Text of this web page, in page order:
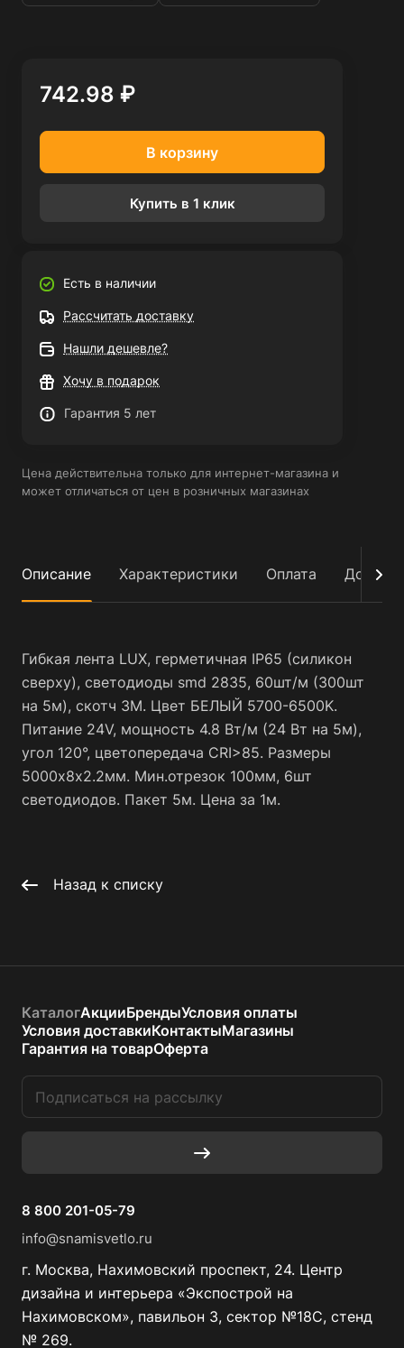
742.98 ₽
В корзину
Купить в 1 клик
Есть в наличии
Рассчитать доставку
Нашли дешевле?
Хочу в подарок
Гарантия 5 лет
Цена действительна только для интернет-магазина и
может отличаться от цен в розничных магазинах
Описание Характеристики Оплата
Гибкая лента LUX, герметичная IP65 (силикон
сверху), светодиоды smd 2835, 60шт/м (300шт
на 5м), скотч 3М. Цвет БЕЛЫЙ 5700-6500K.
Питание 24V, мощность 4.8 Вт/м (24 Вт на 5м),
угол 120°, цветопередача CRI>85. Размеры
5000х8x2.2мм. Мин.отрезок 100мм, 6шт
светодиодов. Пакет 5м. Цена за 1м.
Назад к списку
КаталогАкцииБрендыУсловия оплаты
Условия доставкиКонтактыМагазины
Гарантия на товарОферта
8 800 201-05-79
info@snamisvetlo.ru
г. Москва, Нахимовский проспект, 24. Центр
дизайна и интерьера «Экспострой на
Нахимовском», павильон 3, сектор №18С, стенд
№ 269.